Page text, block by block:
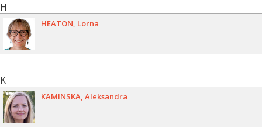
H
HEATON Lorna
K
KAMINSKA Aleksandra